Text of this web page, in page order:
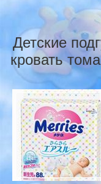
Детские
кровать